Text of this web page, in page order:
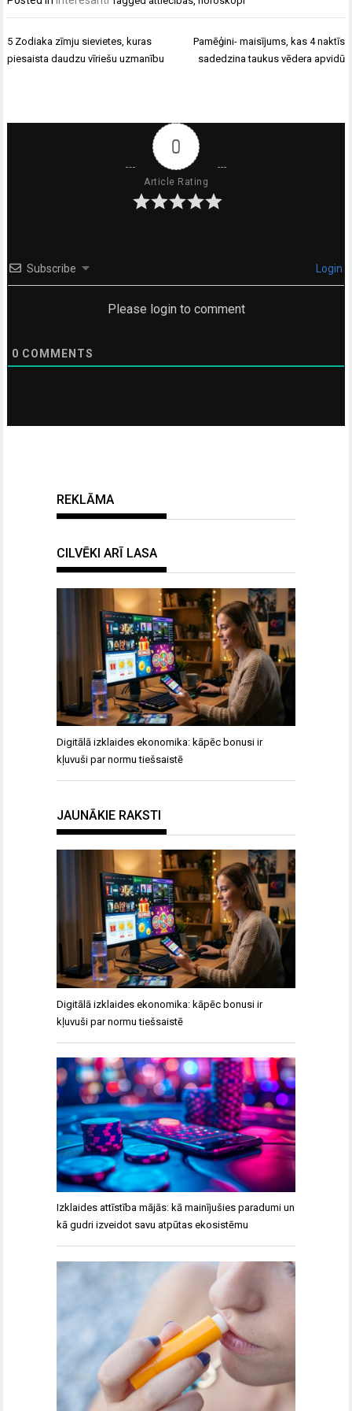
Ziņu
izvēlne
5 Zodiaka zīmju sievietes, kuras
piesaista daudzu vīriešu uzmanību
Pamēģini- maisījums, kas 4 naktīs
sadedzina taukus vēdera apvidū
0
Article Rating
Subscribe Login
Please login to comment
0 COMMENTS
REKLĀMA
CILVĒKI ARĪ LASA
Digitālā izklaides ekonomika: kāpēc bonusi ir
kļuvuši par normu tiešsaistē
JAUNĀKIE RAKSTI
Digitālā izklaides ekonomika: kāpēc bonusi ir
kļuvuši par normu tiešsaistē
Izklaides attīstība mājās: kā mainījušies paradumi un
kā gudri izveidot savu atpūtas ekosistēmu